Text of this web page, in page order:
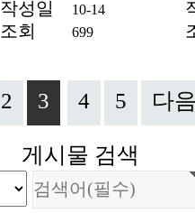
작성일
10-14
조회 699
2 3 4 5 다
게시물 검색